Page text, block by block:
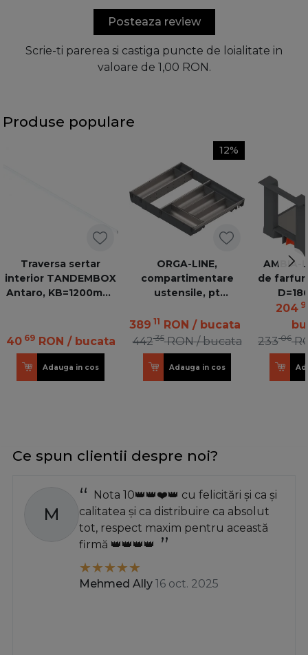
Posteaza review
Scrie-ti parerea si castiga puncte de loialitate in
valoare de 1,00 RON.
Produse populare
Traversa sertar
interior TANDEMBOX
Antaro, KB=1200mm,
4069 RON / bucata
Adauga in cos
12%
ORGA-LINE,
compartimentare
ustensile, pt
450 mm, latime 600
mm - ocupare
completa,otel inox/gri
389 11 RON / bucata
44235 RON / bucata
Adauga in cos
AMBIA-
de
204
23306
Ce spun clientii despre noi?
M
Nota 10👑👑❤️👑 cu felicitări și ca și
calitatea și ca distribuire ca absolut
tot, respect maxim pentru această
firmă 👑👑👑👑
Mehmed Ally 16 oct. 2025